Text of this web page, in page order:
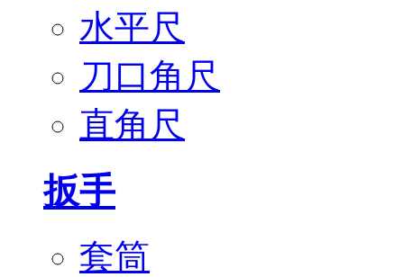
水平尺
刀口角尺
直角尺
扳手
套筒